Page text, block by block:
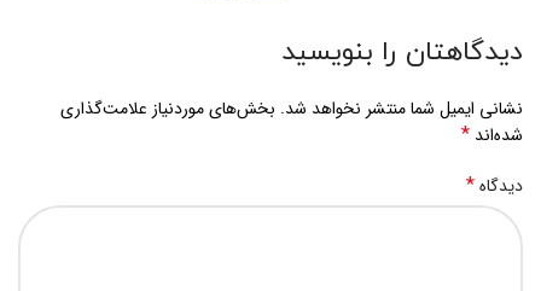
دیدگاهتان را بنویسید
نشانی ایمیل شما منتشر نخواهد شد. بخش‌های موردنیاز علامت‌گذاری
شده‌اند *
دیدگاه*